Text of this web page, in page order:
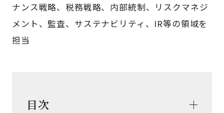
ナンス戦略、税務戦略、内部統制、リスクマネジ
メント、監査、サステナビリティ、IR等の領域を
担当
目次